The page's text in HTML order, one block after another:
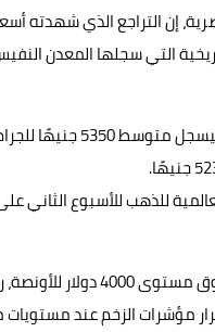
إن التراجع الذي شهدته
التي سجلها المعدن
للذهب للأسبوع الثاني على
وأشار رئيس الشعبة إلى أن أسعار الذهب
مؤشرات الزخم عند مستويات